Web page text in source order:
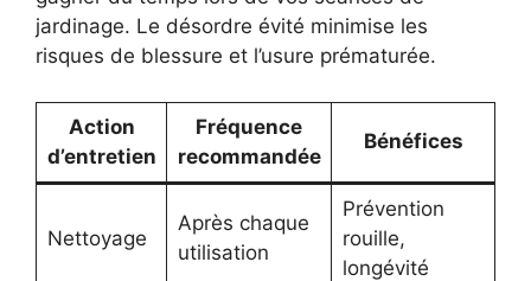
jardinage. Le désordre évité minimise les
risques de blessure et l’usure prématurée.
Action
d’entretien
Fréquence
recommandée
Bénéfices
Nettoyage
Après chaque
utilisation
Prévention
rouille,
longévité